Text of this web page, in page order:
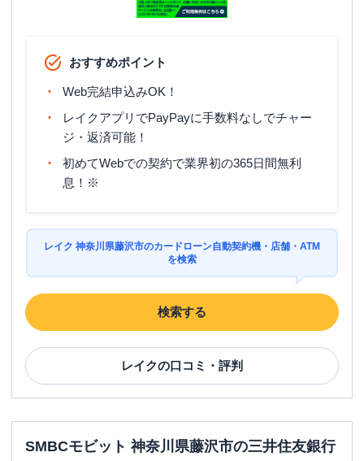
おすすめポイント
Web完結申込みOK！
レイクアプリでPayPayに手数料なしでチャー
ジ・返済可能！
初めてWebでの契約で業界初の365日間無利
息！※
レイク 神奈川県藤沢市のカードローン自動契約機・店舗・ATM
を検索
検索する
レイクの口コミ・評判
SMBCモビット 神奈川県藤沢市の三井住友銀行